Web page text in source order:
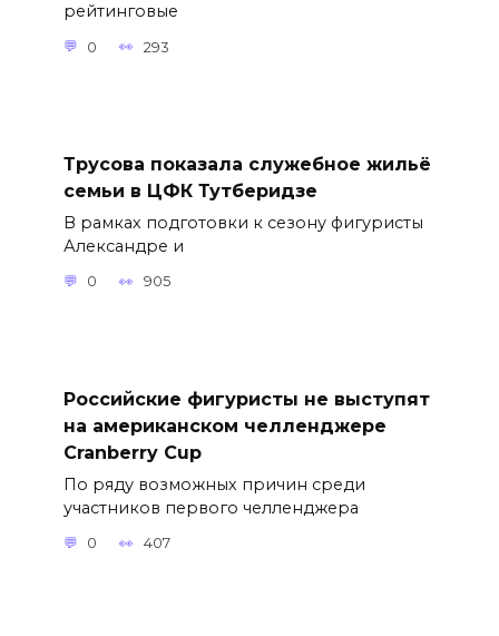
рейтинговые
0 293
Трусова показала служебное жильё
семьи в ЦФК Тутберидзе
В рамках подготовки к сезону фигуристы
Александре и
0 905
Российские фигуристы не выступят
на американском челленджере
Cranberry Cup
По ряду возможных причин среди
участников первого челленджера
0 407